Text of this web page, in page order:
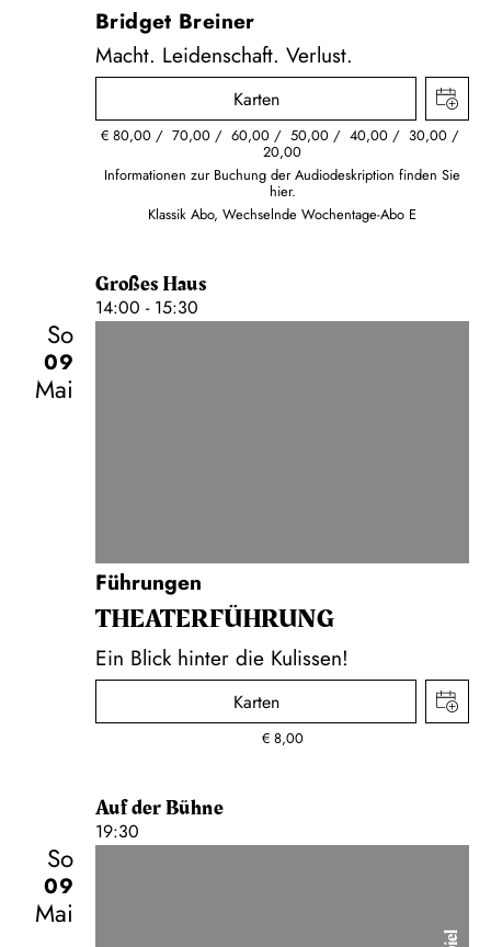
Bridget Breiner
Macht. Leidenschaft. Verlust.
Karten
€ 80,00 70,00 60,00 50,00 40,00 30,00
20,00
Informationen zur Buchung der Audiodeskription finden Sie
hier.
Klassik Abo, Wechselnde Wochentage-Abo E
Großes Haus
14:00 - 15:30
So
09
Mai
Führungen
THEATER­FÜHR­UNG
Ein Blick hinter die Kulissen!
Karten
€ 8,00
Auf der Bühne
19:30
So
09
Mai